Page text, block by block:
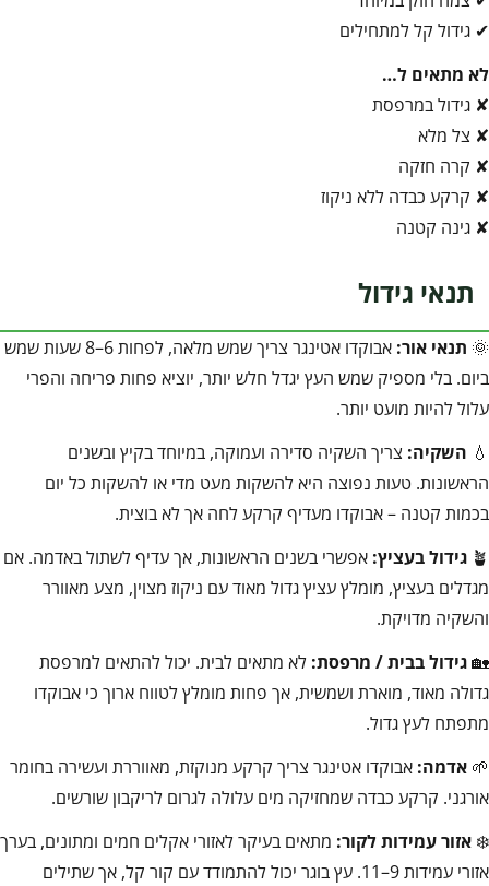
✔ גידול קל למתחילים
לא מתאים ל…
✘ גידול במרפסת
✘ צל מלא
✘ קרה חזקה
✘ קרקע כבדה ללא ניקוז
✘ גינה קטנה
תנאי גידול
🌞 תנאי אור:
אבוקדו אטינגר צריך שמש מלאה, לפחות 6–8 שעות שמש
ביום. בלי מספיק שמש העץ יגדל חלש יותר, יוציא פחות פריחה והפרי
עלול להיות מועט יותר.
💧 השקיה: צריך השקיה סדירה ועמוקה, במיוחד בקיץ ובשנים
הראשונות. טעות נפוצה היא להשקות מעט מדי או להשקות כל יום
בכמות קטנה – אבוקדו מעדיף קרקע לחה אך לא בוצית.
🪴 גידול בעציץ: אפשרי בשנים הראשונות, אך עדיף לשתול באדמה. אם
מגדלים בעציץ, מומלץ עציץ גדול מאוד עם ניקוז מצוין, מצע מאוורר
והשקיה מדויקת.
🏡גידול בבית / מרפסת: לא מתאים לבית. יכול להתאים למרפסת
גדולה מאוד, מוארת ושמשית, אך פחות מומלץ לטווח ארוך כי אבוקדו
מתפתח לעץ גדול.
🌱 אדמה: אבוקדו אטינגר צריך קרקע מנוקזת, מאווררת ועשירה בחומר
אורגני. קרקע כבדה שמחזיקה מים עלולה לגרום לריקבון שורשים.
❄️ אזור עמידות לקור: מתאים בעיקר לאזורי אקלים חמים ומתונים, בערך
אזורי עמידות 9–11. עץ בוגר יכול להתמודד עם קור קל, אך שתילים